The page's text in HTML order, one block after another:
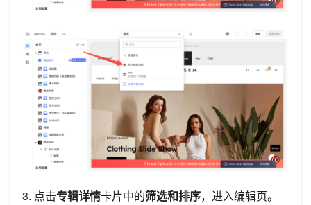
3. 点击专辑详情卡片中的筛选和排序，进入编辑页。